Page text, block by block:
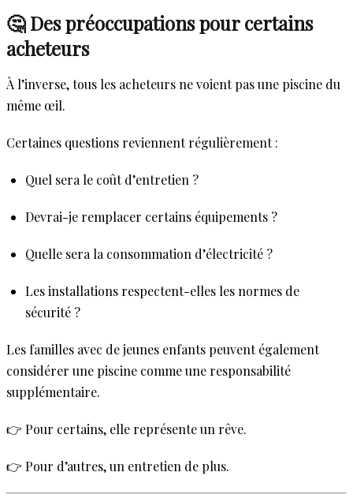
🤔 Des préoccupations pour certains
acheteurs
À l’inverse, tous les acheteurs ne voient pas une piscine du
même œil.
Certaines questions reviennent régulièrement :
Quel sera le coût d’entretien ?
Devrai-je remplacer certains équipements ?
Quelle sera la consommation d’électricité ?
Les installations respectent-elles les normes de
sécurité ?
Les familles avec de jeunes enfants peuvent également
considérer une piscine comme une responsabilité
supplémentaire.
👉 Pour certains, elle représente un rêve.
👉 Pour d’autres, un entretien de plus.